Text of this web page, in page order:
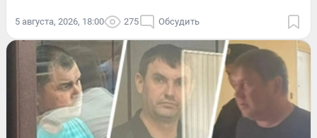
5 августа, 2026, 18:00 275 Обсудить